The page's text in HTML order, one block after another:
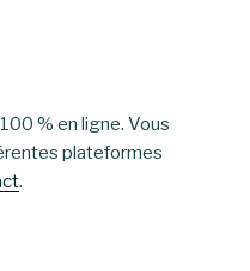
% en ligne. Vous
plateformes
.